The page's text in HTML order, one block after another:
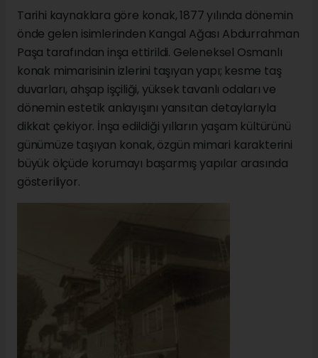
Tarihi kaynaklara göre konak, 1877 yılında dönemin
önde gelen isimlerinden Kangal Ağası Abdurrahman
Paşa tarafından inşa ettirildi. Geleneksel Osmanlı
konak mimarisinin izlerini taşıyan yapı; kesme taş
duvarları, ahşap işçiliği, yüksek tavanlı odaları ve
dönemin estetik anlayışını yansıtan detaylarıyla
dikkat çekiyor. İnşa edildiği yılların yaşam kültürünü
günümüze taşıyan konak, özgün mimari karakterini
büyük ölçüde korumayı başarmış yapılar arasında
gösteriliyor.